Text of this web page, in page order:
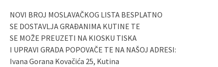
NOVI BROJ MOSLAVAČKOG LISTA BESPLATNO
SE DOSTAVLJA GRAĐANIMA KUTINE TE
SE MOŽE PREUZETI NA KIOSKU TISKA
I UPRAVI GRADA POPOVAČE TE NA NAŠOJ ADRESI:
Ivana Gorana Kovačića 25, Kutina